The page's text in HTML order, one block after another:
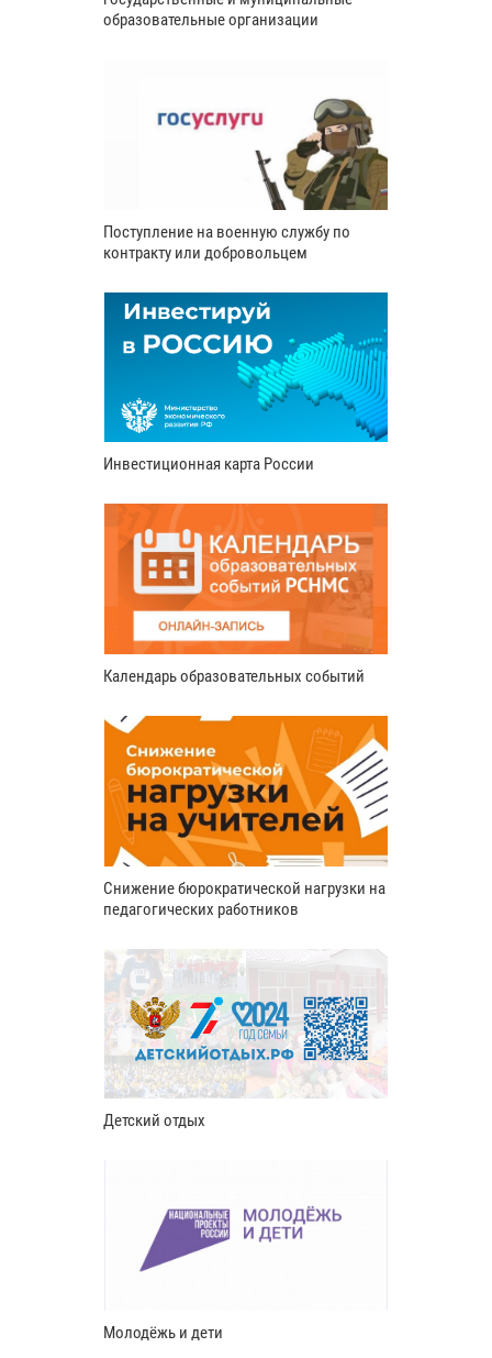
образовательные организации
Поступление на военную службу по
контракту или добровольцем
Инвестиционная карта России
Календарь образовательных событий
Снижение бюрократической нагрузки на
педагогических работников
Детский отдых
Молодёжь и дети